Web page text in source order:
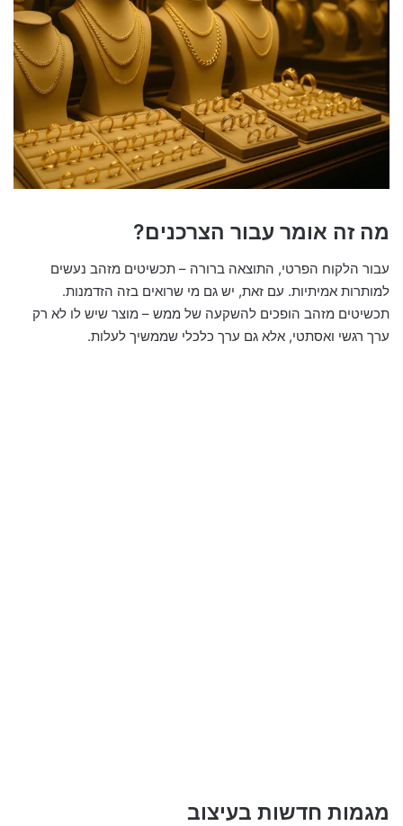
מה זה אומר עבור הצרכנים?
עבור הלקוח הפרטי, התוצאה ברורה – תכשיטים מזהב נעשים
למותרות אמיתיות. עם זאת, יש גם מי שרואים בזה הזדמנות.
תכשיטים מזהב הופכים להשקעה של ממש – מוצר שיש לו לא רק
ערך רגשי ואסתטי, אלא גם ערך כלכלי שממשיך לעלות.
מגמות חדשות בעיצוב